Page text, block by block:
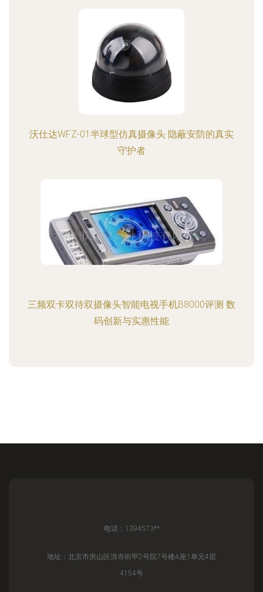
沃仕达WFZ-01半球型仿真摄像头 隐蔽安防的真实
守护者
三频双卡双待双摄像头智能电视手机B8000评测 数
码创新与实惠性能
电话：1394573**
地址：北京市房山区洪寺街甲2号院7号楼A座1单元4层
4154号